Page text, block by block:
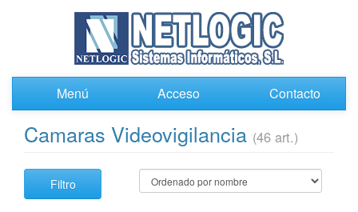
Menú Acceso Contacto
Camaras Videovigilancia (46 art.)
Filtro